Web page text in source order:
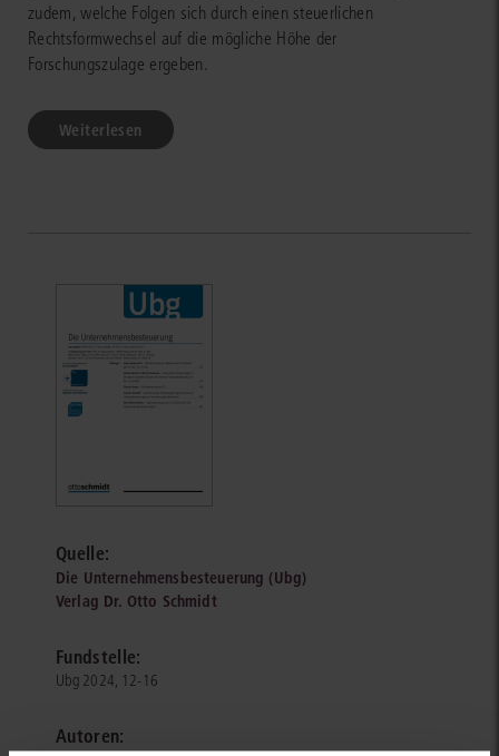
zudem, welche Folgen sich durch einen steuerlichen
Rechtsformwechsel auf die mögliche Höhe der
Forschungszulage ergeben.
Weiterlesen
Quelle:
Die Unternehmensbesteuerung (Ubg)
Verlag Dr. Otto Schmidt
Fundstelle:
Ubg 2024, 12-16
Autoren: